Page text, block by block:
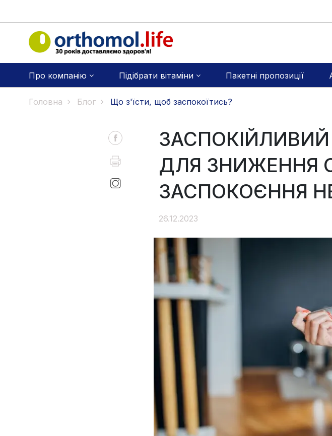
Про компанію Підібрати вітаміни Пакетні пропозиції
Головна Блог Що з'їсти, щоб заспокоїтись?
ДЛЯ ЗНИЖЕННЯ
ЗАСПОКОЄННЯ
26.12.2023